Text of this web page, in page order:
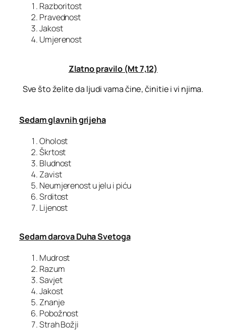
Razboritost
Pravednost
Jakost
Umjerenost
Zlatno pravilo (Mt 7,12)
Sve što želite da ljudi vama čine, činitie i vi njima.
Sedam glavnih grijeha
Oholost
Škrtost
Bludnost
Zavist
Neumjerenost u jelu i piću
Srditost
Lijenost
Sedam darova Duha Svetoga
Mudrost
Razum
Savjet
Jakost
Znanje
Pobožnost
Strah Božji